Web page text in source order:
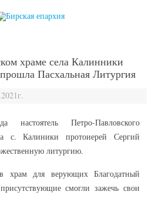
храме села Калинники
Пасхальная Литургия
Петро-Павловского
с. Калиники протоиерей Сергий
литургию.
храм для верующих Благодатный
смогли зажечь свои